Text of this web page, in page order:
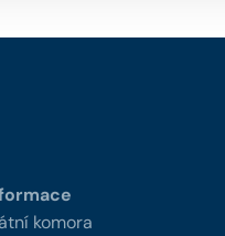
komora